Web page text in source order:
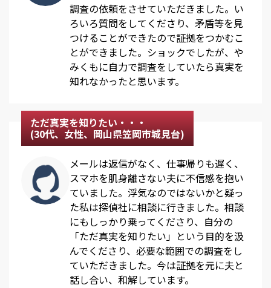
調査の依頼をさせていただきました。い
ろいろ質問をしてくださり、矛盾等を見
つけることができたので証拠をつかむこ
とができました。ショックでしたが、や
みくもに自力で調査をしていたら真実を
知れなかったと思います。
ただ真実を知りたい・・・
(30代、女性、岡山県笠岡市城見台)
メールは返信がなく、仕事帰りも遅く、
スマホを肌身離さない夫に不信感を抱い
ていました。浮気なのではないかと疑っ
た私は探偵社に相談に行きました。相談
にもしっかり乗ってくださり、自分の
「ただ真実を知りたい」という目的を汲
んでくださり、必要な範囲での調査をし
ていただきました。今は証拠を元に夫と
話し合い、和解しています。